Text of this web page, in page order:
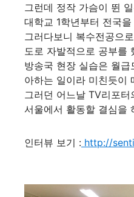
그런데 정작 가슴이 뛴
대학교 1학년부터 전국
그러다보니 복수전공으
도로 자발적으로 공부를
방송국 현장 실습은 월
아하는 일이라 미친듯이
그러던 어느날 TV리포터
서울에서 활동할 결심을
인터뷰 보기 : http://